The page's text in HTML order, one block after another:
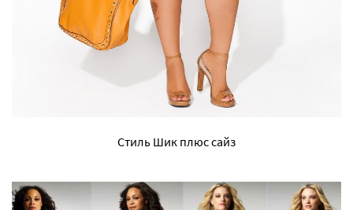
Стиль Шик плюс сайз